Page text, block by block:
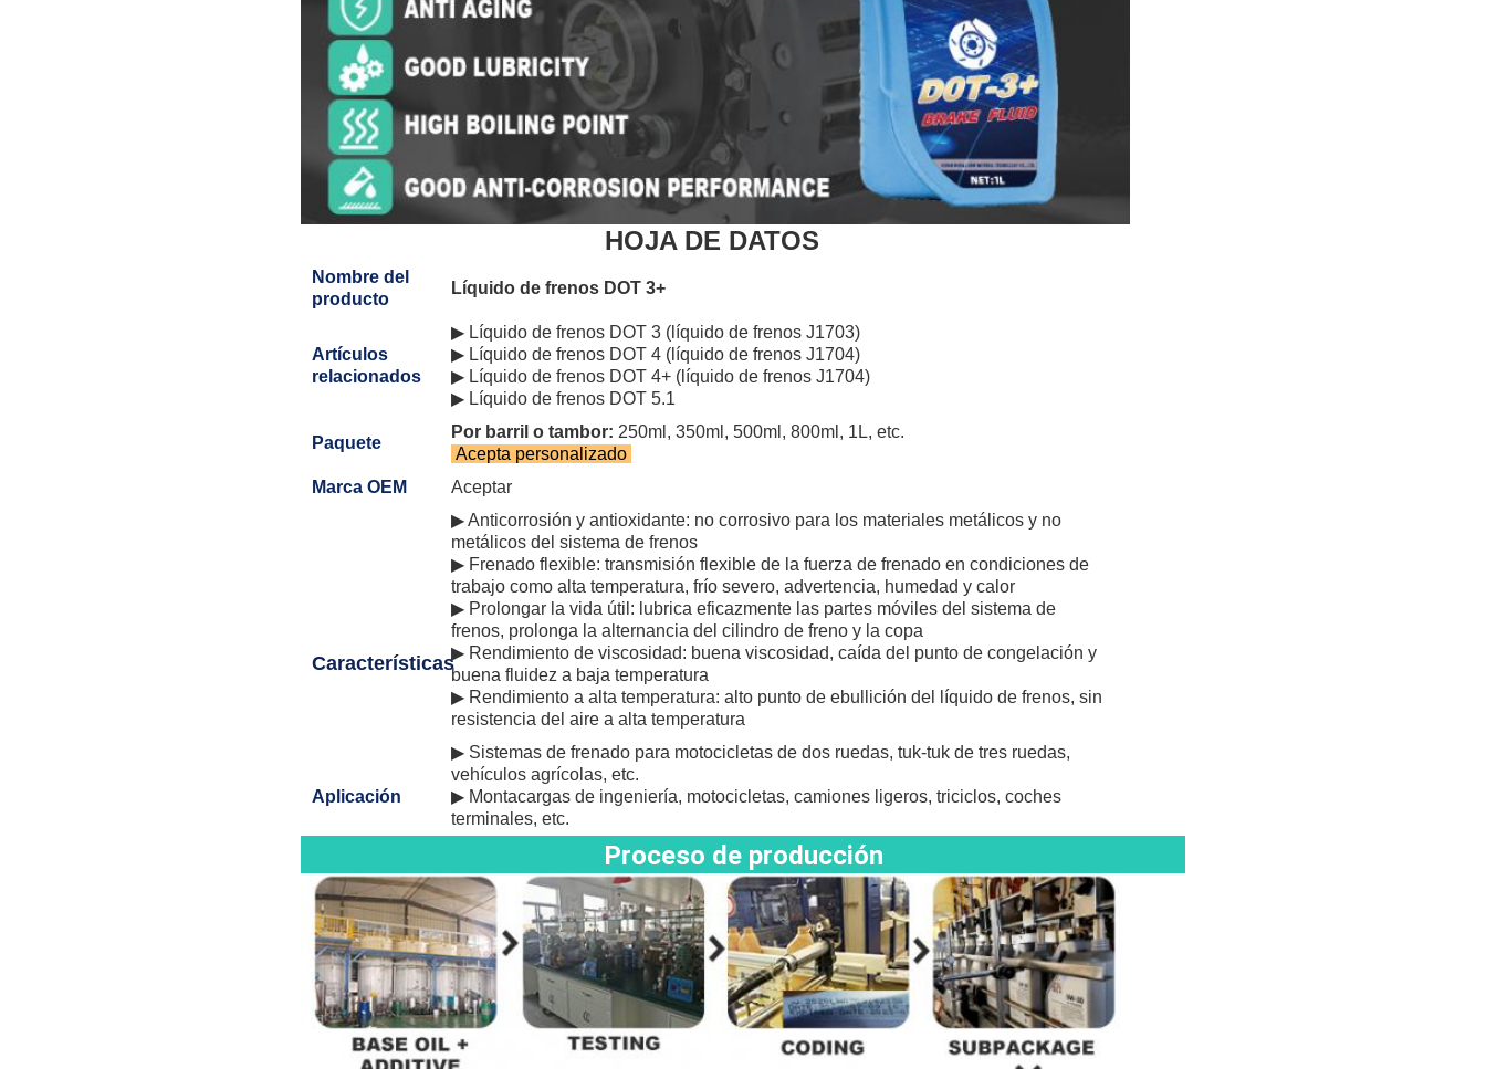
HOJA DE DATOS
Nombre del
producto
Líquido de frenos DOT 3+
Artículos
relacionados
▶ Líquido de frenos DOT 3 (líquido de frenos J1703)
▶ Líquido de frenos DOT 4 (líquido de frenos J1704)
▶ Líquido de frenos DOT 4+ (líquido de frenos J1704)
▶ Líquido de frenos DOT 5.1
Paquete
Por barril o tambor: 250ml, 350ml, 500ml, 800ml, 1L, etc.
Acepta personalizado
Marca OEM
Aceptar
Características
▶ Anticorrosión y antioxidante: no corrosivo para los materiales metálicos y no
metálicos del sistema de frenos
▶ Frenado flexible: transmisión flexible de la fuerza de frenado en condiciones de
trabajo como alta temperatura, frío severo, advertencia, humedad y calor
▶ Prolongar la vida útil: lubrica eficazmente las partes móviles del sistema de
frenos, prolonga la alternancia del cilindro de freno y la copa
▶ Rendimiento de viscosidad: buena viscosidad, caída del punto de congelación y
buena fluidez a baja temperatura
▶ Rendimiento a alta temperatura: alto punto de ebullición del líquido de frenos, sin
resistencia del aire a alta temperatura
Aplicación
▶ Sistemas de frenado para motocicletas de dos ruedas, tuk-tuk de tres ruedas,
vehículos agrícolas, etc.
▶ Montacargas de ingeniería, motocicletas, camiones ligeros, triciclos, coches
terminales, etc.
Proceso de producción